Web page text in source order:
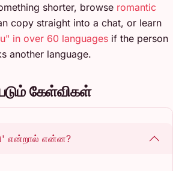
shorter, browse romantic
copy straight into a chat, or learn
in over 60 languages if the person
another language.
கேள்விகள்
என்றால் என்ன?